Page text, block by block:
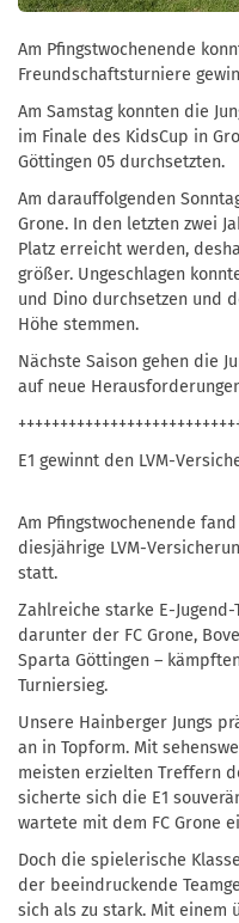
Am Pfingstwochenende
Freundschaftsturniere
Am Samstag konnten die
im Finale des KidsCup in
Göttingen 05 durchsetzten.
Am darauffolgenden
Grone. In den letzten zwei
Platz erreicht werden,
größer. Ungeschlagen
und Dino durchsetzen und
Höhe stemmen.
Nächste Saison gehen die
auf neue
E1 gewinnt den LVM-
Am Pfingstwochenende
diesjährige LVM-
statt.
Zahlreiche starke E-Jugend-
darunter der FC Grone,
Sparta Göttingen –
Turniersieg.
Unsere Hainberger Jungs
an in Topform. Mit
meisten erzielten Treffern
sicherte sich die E1
wartete mit dem FC Grone
Doch die spielerische
der beeindruckende
sich als zu stark. Mit einem